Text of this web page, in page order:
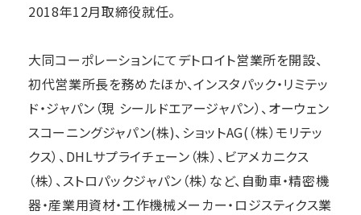
2018年12月取締役就任。
大同コーポレーションにてデトロイト営業所を開設、
初代営業所長を務めたほか、インスタパック・リミテッ
ド・ジャパン（現 シールドエアージャパン）、オーウェン
スコーニングジャパン(株)、ショットAG(（株）モリテッ
クス）、DHLサプライチェーン（株）、ビアメカニクス
（株）、ストロパックジャパン（株）など、自動車・精密機
器・産業用資材・工作機械メーカー・ロジスティクス業